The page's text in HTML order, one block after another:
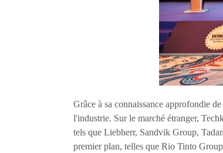
Grâce à sa connaissance approfondie
l'industrie. Sur le marché étranger,
tels que Liebherr, Sandvik Group,
premier plan, telles que Rio Tinto